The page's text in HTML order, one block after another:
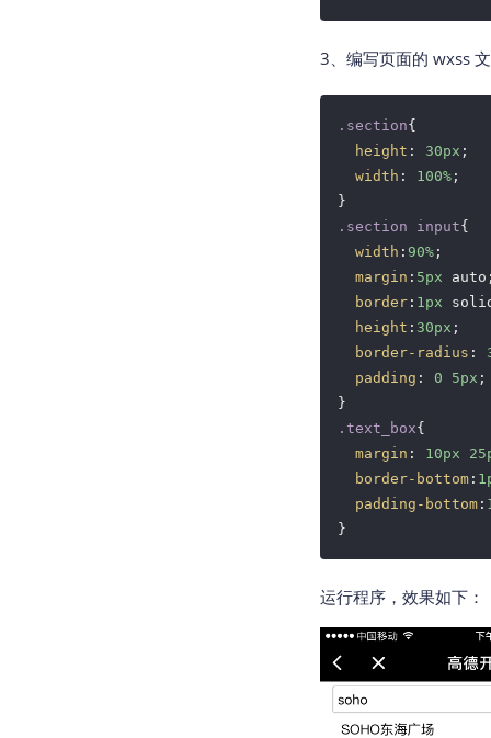
3、编写页面的 wxss
.section{
height : 30px ;
width : 100% ;
.section
input{
width : 90% ;
margin : 5px
border : 1px
height : 30px ;
border-radius :
padding : 0 5px ;
.text_box{
margin : 10px
border-bottom :
padding-bottom :
}
运行程序，效果如下：